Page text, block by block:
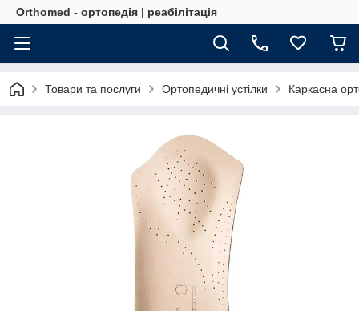
Orthomed - ортопедія | реабілітація
Товари та послуги Ортопедичні устілки Каркасна